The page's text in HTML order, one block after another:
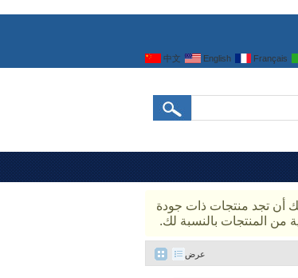
中文 English Français
أن تجد منتجات ذات جودة
من المنتجات بالنسبة لك.
عرض